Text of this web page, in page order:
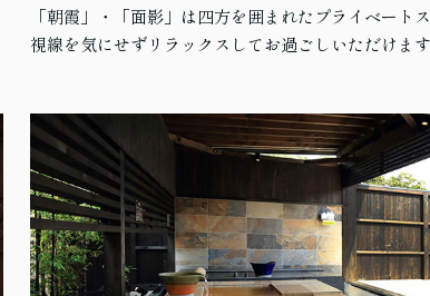
「朝霞」・「面影」は四方を囲まれたプライベート
視線を気にせずリラックスしてお過ごしいただけます